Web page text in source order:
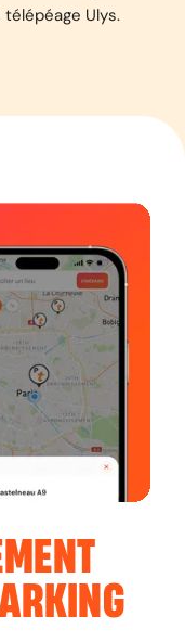
Ulys.